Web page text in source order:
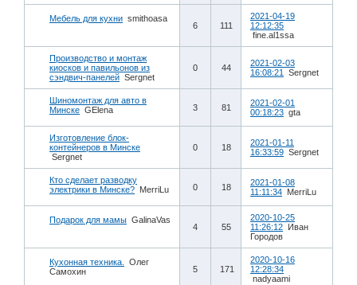
Мебель для кухни smithoasa
6 111
2021-04-19
12:12:35
fine.al1ssa
Производство и монтаж
киосков и павильонов из
сэндвич-панелей Sergnet
0 44
2021-02-03
16:08:21
Sergnet
Шиномонтаж для авто в
Минске GElena 3 81
2021-02-01
00:18:23 gta
Изготовление блок-
контейнеров в Минске
Sergnet
0 18
2021-01-11
16:33:59 Sergnet
Кто сделает разводку
электрики в Минске? MerriLu 0 18
2021-01-08
11:11:34 MerriLu
Подарок для мамы GalinaVas
4 55
2020-10-25
11:26:12 Иван
Городов
Кухонная техника.
Олег
Самохин
5 171
2020-10-16
12:28:34
nadyaami